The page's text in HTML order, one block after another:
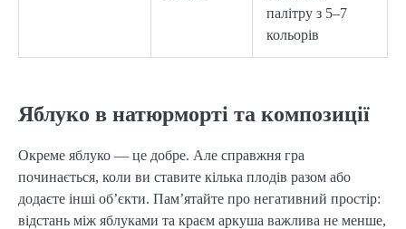
палітру з 5–7
кольорів
Яблуко в натюрморті та композиції
Окреме яблуко — це добре. Але справжня гра
починається, коли ви ставите кілька плодів разом або
додаєте інші об’єкти. Пам’ятайте про негативний простір:
відстань між яблуками та краєм аркуша важлива не менше,